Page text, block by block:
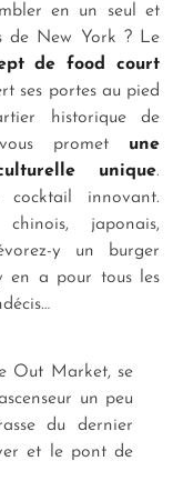
en un seul et
de New York ? Le
de food court
ses portes au pied
historique de
promet une
unique.
innovant.
japonais,
y un burger
en a pour tous les
Out Market, se
un peu
du dernier
et le pont de